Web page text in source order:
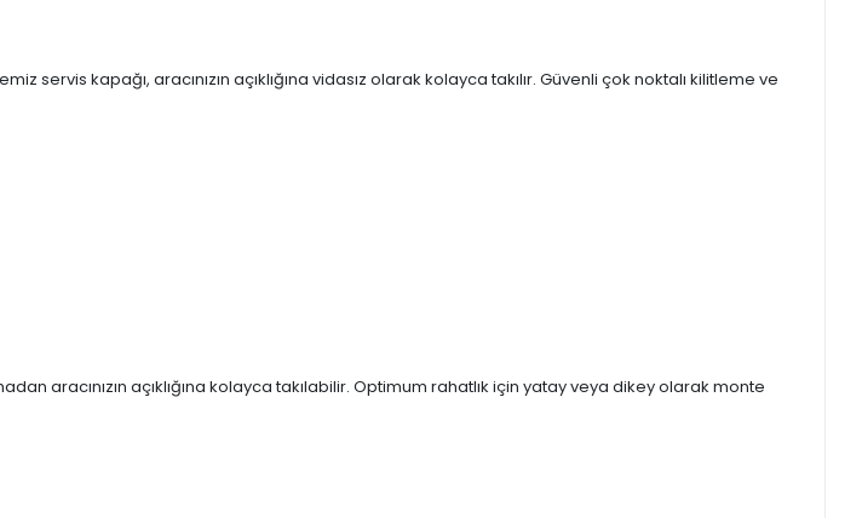
servis kapağı, aracınızın açıklığına vidasız olarak kolayca takılır. Güvenli çok noktalı kilitleme ve
aracınızın açıklığına kolayca takılabilir. Optimum rahatlık için yatay veya dikey olarak monte